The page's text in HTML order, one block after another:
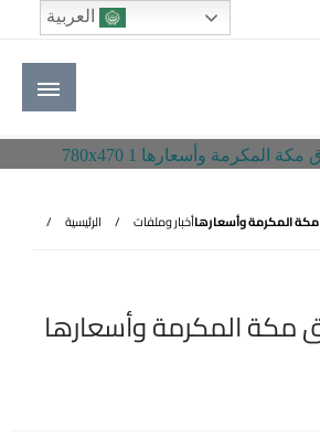
في الفنادق في العالم العربي
الرئيسية أخبار وملفاتالمكرمة وأسعارها
مكة المكرمة وأسعارها
العربية